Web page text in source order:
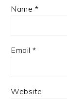
Name *
Email*
Website